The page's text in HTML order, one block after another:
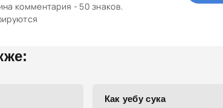
комментария - 50 знаков.
Как уебу сука